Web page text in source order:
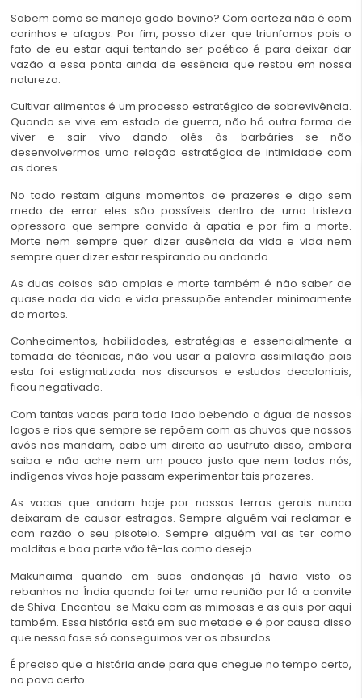
Sabem como se maneja gado bovino? Com certeza não é com
carinhos e afagos. Por fim, posso dizer que triunfamos pois o
fato de eu estar aqui tentando ser poético é para deixar dar
vazão a essa ponta ainda de essência que restou em nossa
natureza.
Cultivar alimentos é um processo estratégico de sobrevivência.
Quando se vive em estado de guerra, não há outra forma de
viver e sair vivo dando olés às barbáries se não
desenvolvermos uma relação estratégica de intimidade com
as dores.
No todo restam alguns momentos de prazeres e digo sem
medo de errar eles são possíveis dentro de uma tristeza
opressora que sempre convida à apatia e por fim a morte.
Morte nem sempre quer dizer ausência da vida e vida nem
sempre quer dizer estar respirando ou andando.
As duas coisas são amplas e morte também é não saber de
quase nada da vida e vida pressupõe entender minimamente
de mortes.
Conhecimentos, habilidades, estratégias e essencialmente a
tomada de técnicas, não vou usar a palavra assimilação pois
esta foi estigmatizada nos discursos e estudos decoloniais,
ficou negativada.
Com tantas vacas para todo lado bebendo a água de nossos
lagos e rios que sempre se repõem com as chuvas que nossos
avós nos mandam, cabe um direito ao usufruto disso, embora
saiba e não ache nem um pouco justo que nem todos nós,
indígenas vivos hoje passam experimentar tais prazeres.
As vacas que andam hoje por nossas terras gerais nunca
deixaram de causar estragos. Sempre alguém vai reclamar e
com razão o seu pisoteio. Sempre alguém vai as ter como
malditas e boa parte vão tê-las como desejo.
Makunaima quando em suas andanças já havia visto os
rebanhos na Índia quando foi ter uma reunião por lá a convite
de Shiva. Encantou-se Maku com as mimosas e as quis por aqui
também. Essa história está em sua metade e é por causa disso
que nessa fase só conseguimos ver os absurdos.
É preciso que a história ande para que chegue no tempo certo,
no povo certo.